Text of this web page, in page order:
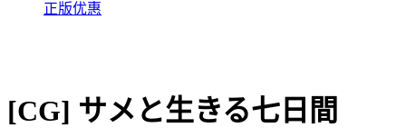
正版优惠
[CG] サメと生きる七日間